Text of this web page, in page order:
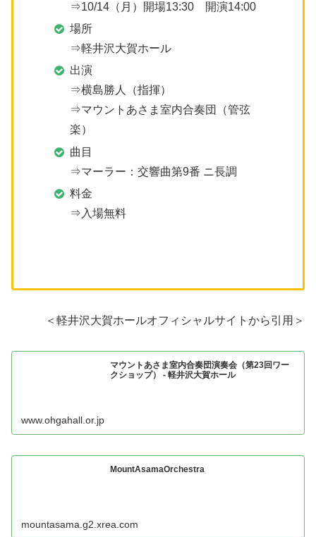
⇒10/14（月）開場13:30 開演14:00
場所
⇒軽井沢大賀ホール
出演
⇒横島勝人（指揮）
⇒マウントあさま室内合奏団（管弦
楽）
曲目
⇒マーラー：交響曲第9番 ニ長調
料金
⇒入場無料
＜軽井沢大賀ホールオフィシャルサイトから引用＞
マウントあさま室内合奏団演奏会（第23回ワー
クショップ） - 軽井沢大賀ホール
www.ohgahall.or.jp
MountAsamaOrchestra
mountasama.g2.xrea.com